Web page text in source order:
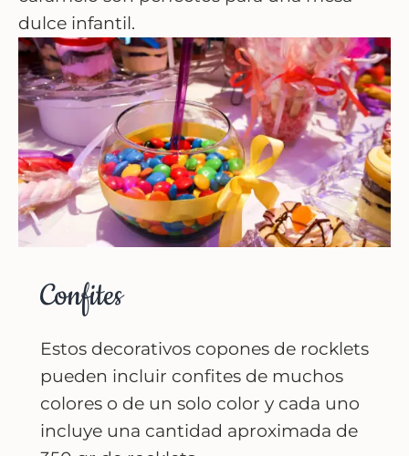
dulce infantil.
Confites
Estos decorativos copones de rocklets
pueden incluir confites de muchos
colores o de un solo color y cada uno
incluye una cantidad aproximada de